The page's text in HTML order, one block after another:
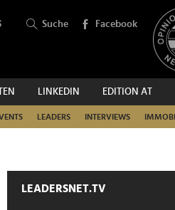
Suche Facebook
LINKEDIN EDITION AT
LEADERS INTERVIEWS
SUCHEN
LEADERSNET.TV